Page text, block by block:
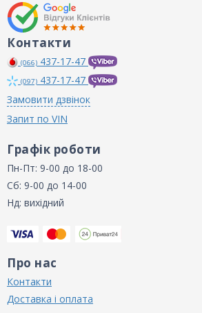
Контакти
(066) 437-17-47
(097) 437-17-47
Замовити дзвінок
Запит по VIN
Графік роботи
Пн-Пт: 9-00 до 18-00
Сб: 9-00 до 14-00
Нд: вихідний
Про нас
Контакти
Доставка і оплата